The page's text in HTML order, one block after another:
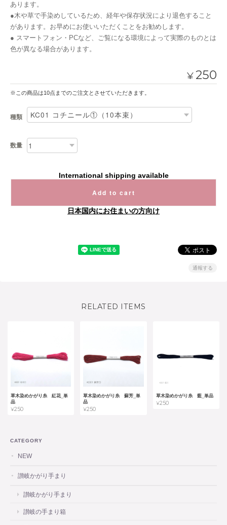
あります。
●木や草で手染めしているため、経年や保存状況により退色すること
があります。お早めにお使いいただくことをお勧めします。
● スマートフォン・PCなど、ご覧になる環境によって実際のものとは
色が異なる場合があります。
¥250
※この商品は10点までのご注文とさせていただきます。
種類
数量
International shipping available
Add to cart
日本国内にお住まいの方向け
通報する
RELATED ITEMS
草木染めかがり糸 紅花_単
品
¥250
草木染めかがり糸 蘇芳_単
品
¥250
草木染めかがり糸 藍_単品
¥250
CATEGORY
NEW
讃岐かがり手まり
讃岐かがり手まり
讃岐の手まり箱